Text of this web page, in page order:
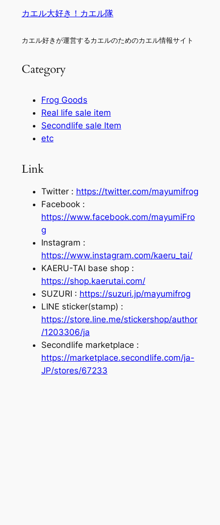
カエル大好き！カエル隊
カエル好きが運営するカエルのためのカエル情報サイト
Category
Frog Goods
Real life sale item
Secondlife sale Item
etc
Link
Twitter : https://twitter.com/mayumifrog
Facebook :
https://www.facebook.com/mayumiFro
g
Instagram :
https://www.instagram.com/kaeru_tai/
KAERU-TAI base shop :
https://shop.kaerutai.com/
SUZURI : https://suzuri.jp/mayumifrog
LINE sticker(stamp) :
https://store.line.me/stickershop/author
/1203306/ja
Secondlife marketplace :
https://marketplace.secondlife.com/ja-
JP/stores/67233